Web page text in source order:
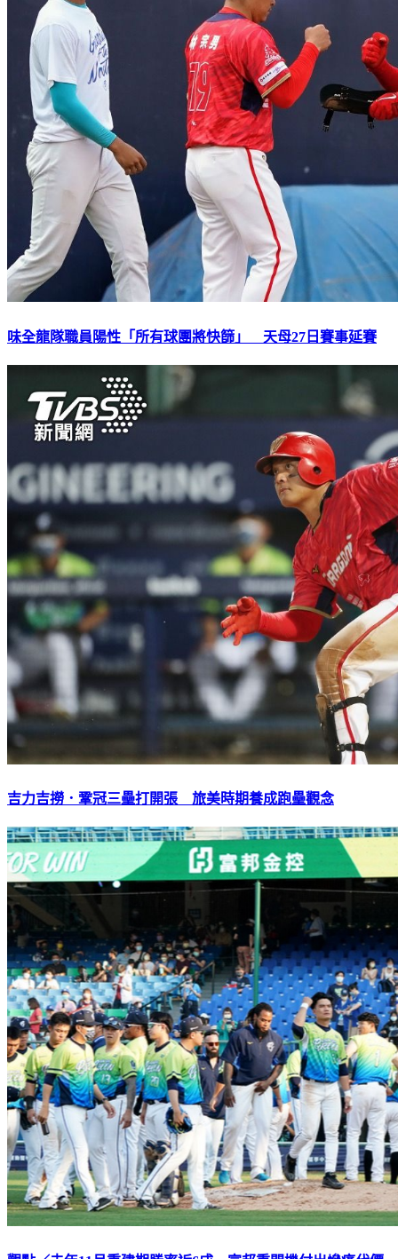
味全龍隊職員陽性「所有球團將快篩」 天母27日賽事延賽
吉力吉撈．鞏冠三壘打開張 旅美時期養成跑壘觀念